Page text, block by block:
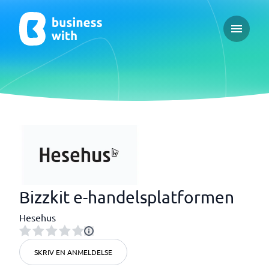
Open
Bizzkit e-handelsplatformen
Hesehus
SKRIV EN ANMELDELSE